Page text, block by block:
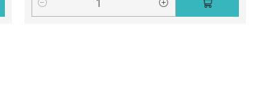
Cantidad